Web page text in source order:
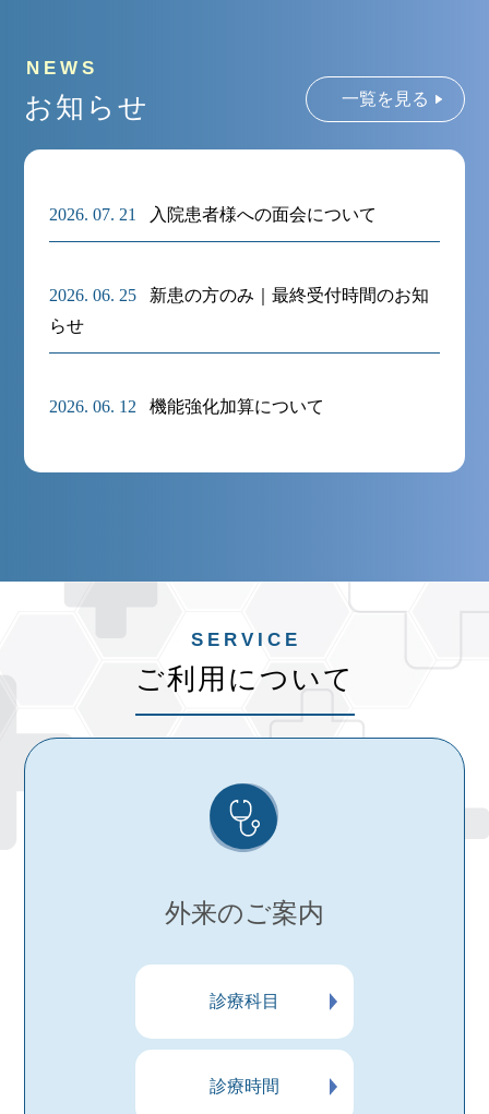
お知らせ 一覧を見る
2026. 07. 21 入院患者様への面会について
2026. 06. 25
新患の方のみ｜最終受付時間のお知
らせ
2026. 06. 12 機能強化加算について
ご利用について
外来のご案内
診療科目
診療時間